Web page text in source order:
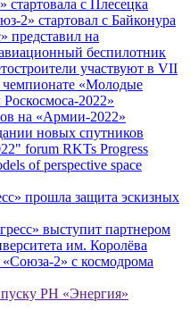
стартовала с Плесецка
2» стартовал с Байконура
представил на
беспилотник
участвуют в VII
чемпионате «Молодые
2022»
на «Армии-2022»
новых спутников
forum RKTs Progress
of perspective space
прошла защита эскизных
выступит партнером
им. Королёва
«Союза-2» с космодрома
РН «Энергия»